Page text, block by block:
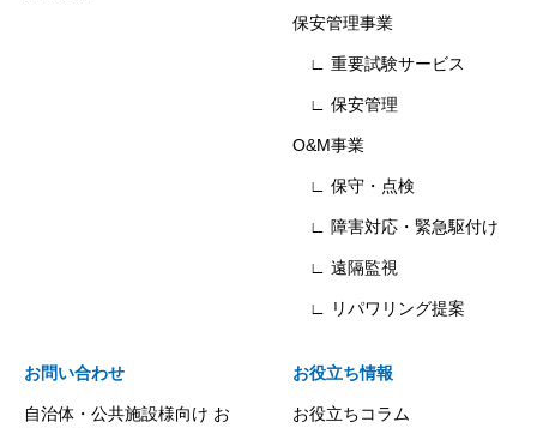
保安管理事業
∟ 重要試験サービス
∟ 保安管理
O&M事業
∟ 保守・点検
∟ 障害対応・緊急駆付け
∟ 遠隔監視
∟ リパワリング提案
お問い合わせ
自治体・公共施設様向け お
お役立ち情報
お役立ちコラム